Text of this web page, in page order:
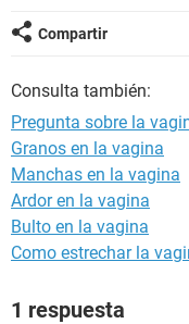
Compartir
Consulta también:
Pregunta sobre la
Granos en la vagina
Manchas en la vagina
Ardor en la vagina
Bulto en la vagina
Como estrechar la
1 respuesta